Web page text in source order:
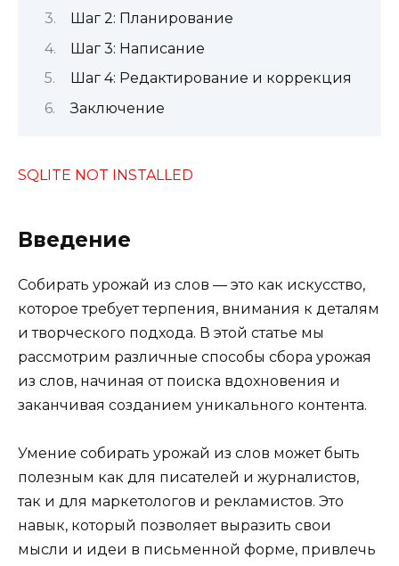
Шаг 2: Планирование
Шаг 3: Написание
Шаг 4: Редактирование и коррекция
Заключение
SQLITE NOT INSTALLED
Введение
Собирать урожай из слов — это как искусство,
которое требует терпения, внимания к деталям
и творческого подхода. В этой статье мы
рассмотрим различные способы сбора урожая
из слов, начиная от поиска вдохновения и
заканчивая созданием уникального контента.
Умение собирать урожай из слов может быть
полезным как для писателей и журналистов,
так и для маркетологов и рекламистов. Это
навык, который позволяет выразить свои
мысли и идеи в письменной форме, привлечь